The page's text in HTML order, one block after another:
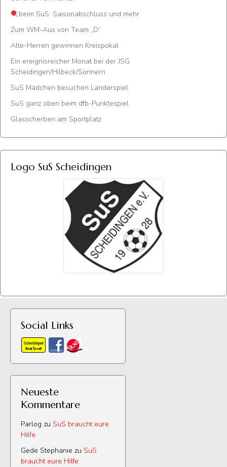
beim SuS: Saisonabschluss und mehr
Zum WM-Aus von Team „D“
Alte-Herren gewinnen Kreispokal
Ein ereignisreicher Monat bei der JSG
Scheidingen/Hilbeck/Sönnern
SuS Mädchen besuchen Länderspiel
SuS ganz oben beim dfb-Punktespiel
Glasscherben am Sportplatz
Logo SuS Scheidingen
Social Links
Neueste
Kommentare
Parlog zu SuS braucht eure
Hilfe
Gede Stephanie zu SuS
braucht eure Hilfe